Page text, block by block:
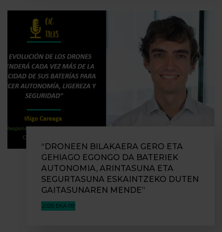
“DRONEEN BILAKAERA GERO ETA
GEHIAGO EGONGO DA BATERIEK
AUTONOMIA, ARINTASUNA ETA
SEGURTASUNA ESKAINTZEKO DUTEN
GAITASUNAREN MENDE”
2026 EKA 09